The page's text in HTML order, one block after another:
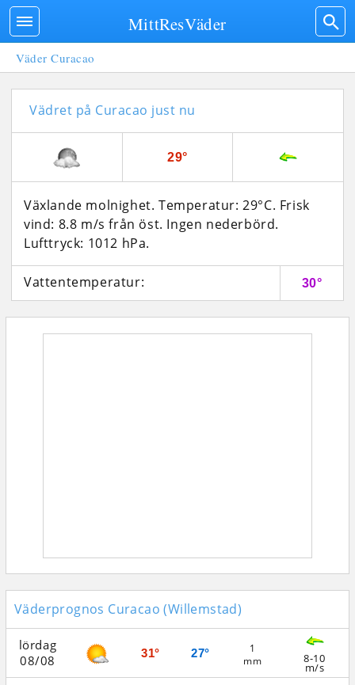
Väder Curacao
Vädret på Curacao just nu
29°
Växlande molnighet. Temperatur: 29°C. Frisk
vind: 8.8 m/s från öst. Ingen nederbörd.
Lufttryck: 1012 hPa.
Vattentemperatur: 30°
Väderprognos Curacao (Willemstad)
lördag
08/08
31° 27°
1
mm
8-10
m/s
MittResVäder